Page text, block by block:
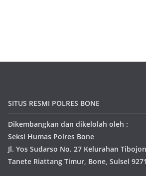
SITUS RESMI POLRES BONE
Dikembangkan dan dikelolah oleh :
Seksi Humas Polres Bone
Jl. Yos Sudarso No. 27 Kelurahan
Tanete Riattang Timur, Bone, Sulsel